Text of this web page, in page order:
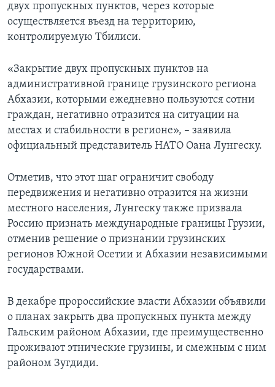
двух пропускных пунктов, через которые
осуществляется въезд на территорию,
контролируемую Тбилиси.
«Закрытие двух пропускных пунктов на
административной границе грузинского региона
Абхазии, которыми ежедневно пользуются сотни
граждан, негативно отразится на ситуации на
местах и стабильности в регионе», – заявила
официальный представитель НАТО Оана Лунгеску.
Отметив, что этот шаг ограничит свободу
передвижения и негативно отразится на жизни
местного населения, Лунгеску также призвала
Россию признать международные границы Грузии,
отменив решение о признании грузинских
регионов Южной Осетии и Абхазии независимыми
государствами.
В декабре пророссийские власти Абхазии объявили
о планах закрыть два пропускных пункта между
Гальским районом Абхазии, где преимущественно
проживают этнические грузины, и смежным с ним
районом Зугдиди.